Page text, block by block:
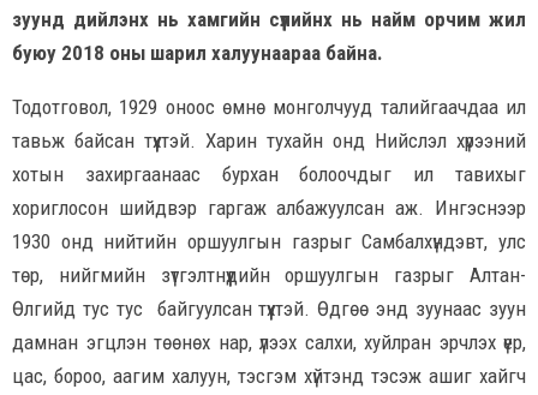
зуунд дийлэнх нь хамгийн сүүлийнх нь найм орчим жил
буюу 2018 оны шарил халуунаараа байна.
Тодотговол, 1929 оноос өмнө монголчууд талийгаачдаа ил
тавьж байсан түүхтэй. Харин тухайн онд Нийслэл хүрээний
хотын захиргаанаас бурхан болоочдыг ил тавихыг
хориглосон шийдвэр гаргаж албажуулсан аж. Ингэснээр
1930 онд нийтийн оршуулгын газрыг Самбалхүндэвт, улс
төр, нийгмийн зүтгэлтнүүдийн оршуулгын газрыг Алтан-
Өлгийд тус тус байгуулсан түүхтэй. Өдгөө энд зуунаас зуун
дамнан эгцлэн төөнөх нар, үлээх салхи, хуйлран эрчлэх үер,
цас, бороо, аагим халуун, тэсгэм хүйтэнд тэсэж ашиг хайгч